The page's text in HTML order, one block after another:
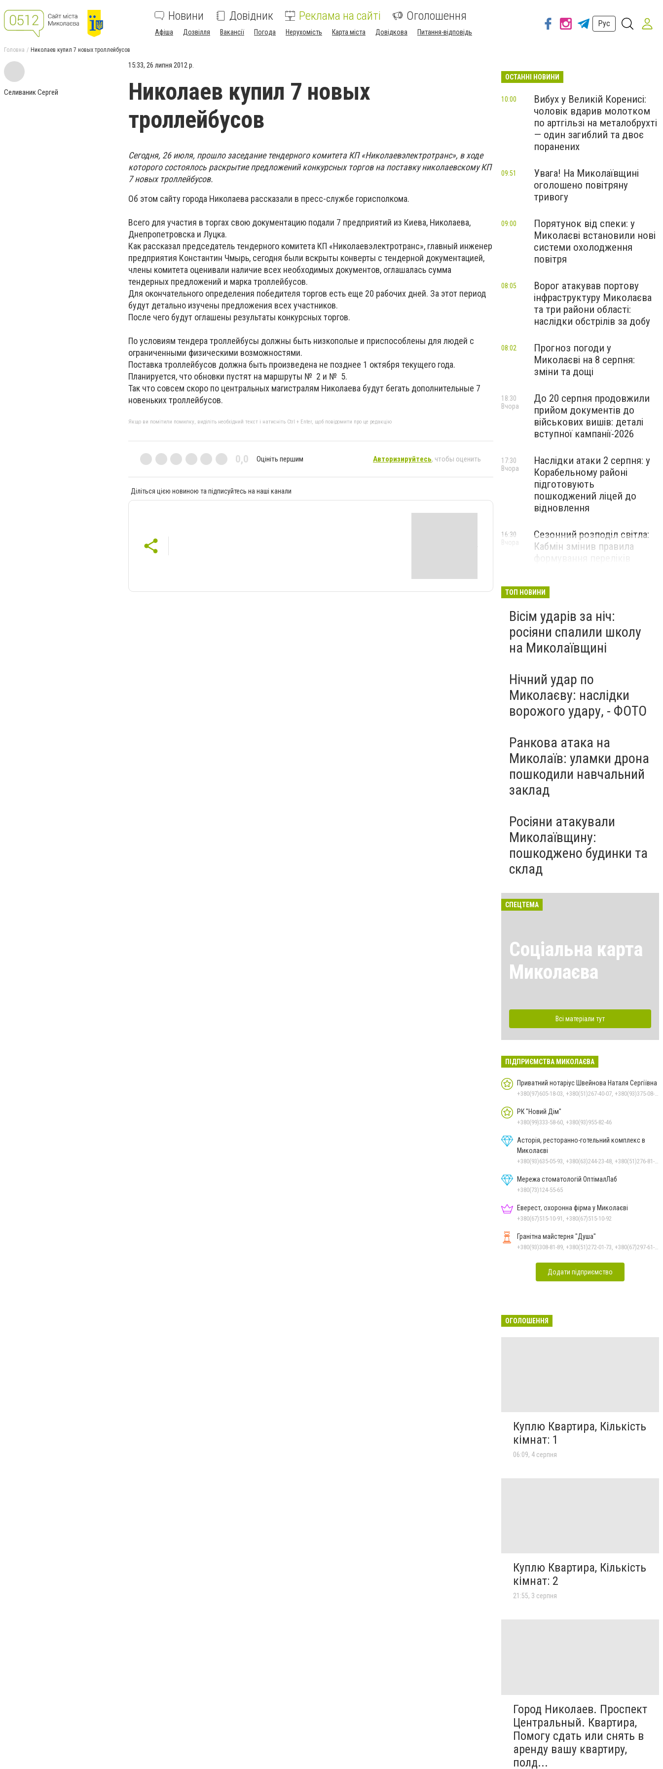
Новини Довідник Реклама на сайті Оголошення
Афіша Дозвілля Вакансії Погода Нерухомість Карта міста Довідкова Питання-відповідь
Рус
Головна Николаев купил 7 новых троллейбусов
Селиваник Сергей
15:33, 26 липня 2012 р.
Николаев купил 7 новых
троллейбусов
Сегодня, 26 июля, прошло заседание тендерного комитета КП «Николаевэлектротранс», в ходе
которого состоялось раскрытие предложений конкурсных торгов на поставку николаевскому КП
7 новых троллейбусов.
Об этом сайту города Николаева рассказали в пресс-службе горисполкома.
Всего для участия в торгах свою документацию подали 7 предприятий из Киева, Николаева,
Днепропетровска и Луцка.
Как рассказал председатель тендерного комитета КП «Николаевэлектротранс», главный инженер
предприятия Константин Чмырь, сегодня были вскрыты конверты с тендерной документацией,
члены комитета оценивали наличие всех необходимых документов, оглашалась сумма
тендерных предложений и марка троллейбусов.
Для окончательного определения победителя торгов есть еще 20 рабочих дней. За этот период
будут детально изучены предложения всех участников.
После чего будут оглашены результаты конкурсных торгов.
По условиям тендера троллейбусы должны быть низкополые и приспособлены для людей с
ограниченными физическими возможностями.
Поставка троллейбусов должна быть произведена не позднее 1 октября текущего года.
Планируется, что обновки пустят на маршруты № 2 и № 5.
Так что совсем скоро по центральных магистралям Николаева будут бегать дополнительные 7
новеньких троллейбусов.
Якщо ви помітили помилку, виділіть необхідний текст і натисніть Ctrl + Enter, щоб повідомити про це редакцію
0,0 Оцініть першим Авторизируйтесь, чтобы оценить
Діліться цією новиною та підписуйтесь на наші канали
ОСТАННІ НОВИНИ
Вибух у Великій Коренисі:
чоловік вдарив молотком
по артгільзі на металобрухті
— один загиблий та двоє
поранених
10:00
Увага! На Миколаївщині
оголошено повітряну
тривогу
09:51
Порятунок від спеки: у
Миколаєві встановили нові
системи охолодження
повітря
09:00
Ворог атакував портову
інфраструктуру Миколаєва
та три райони області:
наслідки обстрілів за добу
08:05
Прогноз погоди у
Миколаєві на 8 серпня:
зміни та дощі
08:02
До 20 серпня продовжили
прийом документів до
військових вишів: деталі
вступної кампанії-2026
18:30
Вчора
Наслідки атаки 2 серпня: у
Корабельному районі
підготовують
пошкоджений ліцей до
відновлення
17:30
Вчора
Сезонний розподіл світла:
Кабмін змінив правила
16:30
Вчора
ТОП НОВИНИ
Вісім ударів за ніч:
росіяни спалили школу
на Миколаївщині
Нічний удар по
Миколаєву: наслідки
ворожого удару, - ФОТО
Ранкова атака на
Миколаїв: уламки дрона
пошкодили навчальний
заклад
Росіяни атакували
Миколаївщину:
пошкоджено будинки та
склад
СПЕЦТЕМА
Соціальна карта
Миколаєва
Всі матеріали тут
ПІДПРИЄМСТВА МИКОЛАЄВА
Приватний нотаріус Швейнова Наталя Сергіївна
РК "Новий Дім"
+380(99)333-58-60, +380(93)955-82-46
Асторія, ресторанно-готельний комплекс в
Миколаєві
Мережа стоматологій ОптімалЛаб
+380(73)124-55-65
Еверест, охоронна фірма у Миколаєві
+380(67)515-10-91, +380(67)515-10-92
Гранітна майстерня "Душа"
Додати підприємство
ОГОЛОШЕННЯ
Куплю Квартира, Кількість
кімнат: 1
06:09, 4 серпня
Куплю Квартира, Кількість
кімнат: 2
21:55, 3 серпня
Город Николаев. Проспект
Центральный. Квартира,
Помогу сдать или снять в
аренду вашу квартиру,
полд...